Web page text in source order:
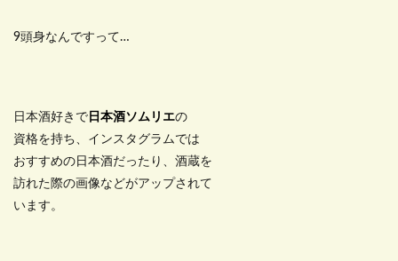
9頭身なんですって…
日本酒好きで 日本酒ソムリエの
資格を持ち、インスタグラムでは
おすすめの日本酒だったり、酒蔵を
訪れた際の画像などがアップされて
います。